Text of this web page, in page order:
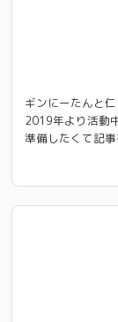
ギンにーたんと
2019年より活動
準備したくて記